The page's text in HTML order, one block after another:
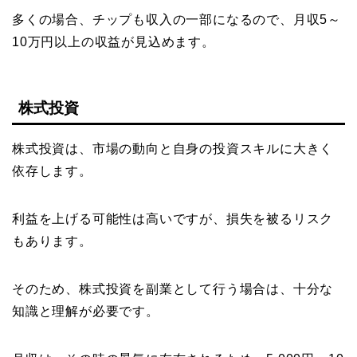
多くの場合、チップも収入の一部になるので、月収5～
10万円以上の収益が見込めます。
株式投資
株式投資は、市場の動向と自身の投資スキルに大きく
依存します。
利益を上げる可能性は高いですが、損失を被るリスク
もあります。
そのため、株式投資を副業として行う場合は、十分な
知識と理解が必要です。